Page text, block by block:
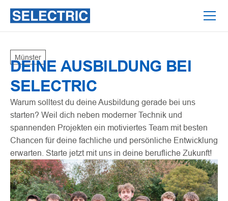
Münster
DEINE AUSBILDUNG BEI
SELECTRIC
Warum solltest du deine Ausbildung gerade bei uns
starten? Weil dich neben moderner Technik und
spannenden Projekten ein motiviertes Team mit besten
Chancen für deine fachliche und persönliche Entwicklung
erwarten. Starte jetzt mit uns in deine berufliche Zukunft!